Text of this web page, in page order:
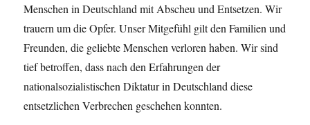
Menschen in Deutschland mit Abscheu und Entsetzen. Wir
trauern um die Opfer. Unser Mitgefühl gilt den Familien und
Freunden, die geliebte Menschen verloren haben. Wir sind
tief betroffen, dass nach den Erfahrungen der
nationalsozialistischen Diktatur in Deutschland diese
entsetzlichen Verbrechen geschehen konnten.